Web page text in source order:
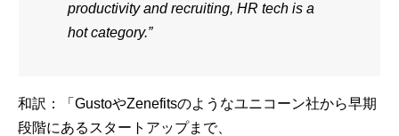
productivity and recruiting, HR tech is a
hot category.”
和訳：「GustoやZenefitsのようなユニコーン社から早期
段階にあるスタートアップまで、